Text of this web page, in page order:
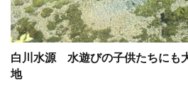
白川水源 水遊びの子供たちにも
地